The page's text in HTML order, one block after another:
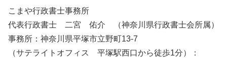
こまや行政書士事務所
代表行政書士 二宮 佑介 （神奈川県行政書士会所属）
事務所：神奈川県平塚市立野町13-7
（サテライトオフィス 平塚駅西口から徒歩1分）：